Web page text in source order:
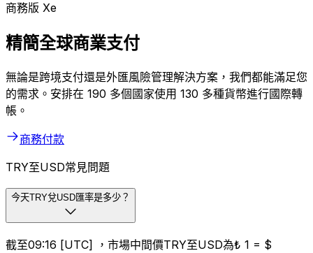
商務版 Xe
精簡全球商業支付
無論是跨境支付還是外匯風險管理解決方案，我們都能滿足您
的需求。安排在 190 多個國家使用 130 多種貨幣進行國際轉
帳。
商務付款
TRY至USD常見問題
今天TRY兌USD匯率是多少？
截至09:16 [UTC] ，市場中間價TRY至USD為₺ 1 = $